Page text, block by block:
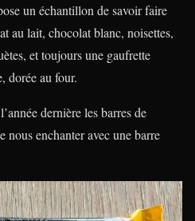
un échantillon de savoir faire
au lait, chocolat blanc, noisettes,
et toujours une gaufrette
dorée au four.
dernière les barres de
nous enchanter avec une barre